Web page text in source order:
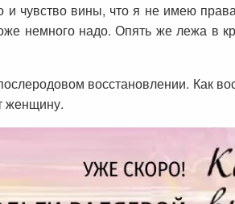
чувство вины, что я не имею
немного надо. Опять же лежа в
восстановлении. Как
женщину.